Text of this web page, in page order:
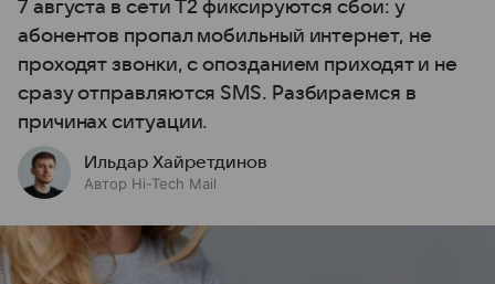
7 августа в сети T2 фиксируются сбои: у
абонентов пропал мобильный интернет, не
проходят звонки, с опозданием приходят и не
сразу отправляются SMS. Разбираемся в
причинах ситуации.
Ильдар Хайретдинов
Автор Hi-Tech Mail